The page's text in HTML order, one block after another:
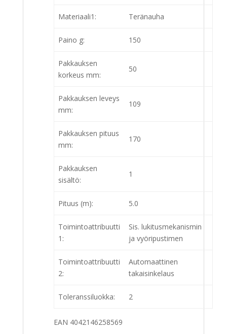
Materiaali1: Teränauha
Paino g: 150
Pakkauksen
korkeus mm:
50
Pakkauksen leveys
mm:
109
Pakkauksen pituus
mm:
170
Pakkauksen
sisältö:
1
Pituus (m): 5.0
Toimintoattribuutti
1:
Sis. lukitusmekanismin
ja vyöripustimen
Toimintoattribuutti
2:
Automaattinen
takaisinkelaus
Toleranssiluokka: 2
EAN 4042146258569